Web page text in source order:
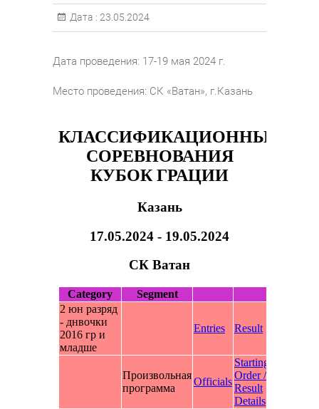
Дата : 23.05.2024
Дата проведения: 17-19 мая 2024 г.
Место проведения: СК «Ватан», г.Казань